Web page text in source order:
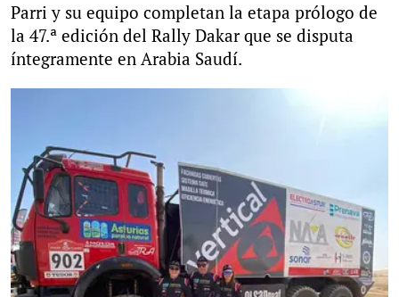
Parri y su equipo completan la etapa prólogo de
la 47.ª edición del Rally Dakar que se disputa
íntegramente en Arabia Saudí.